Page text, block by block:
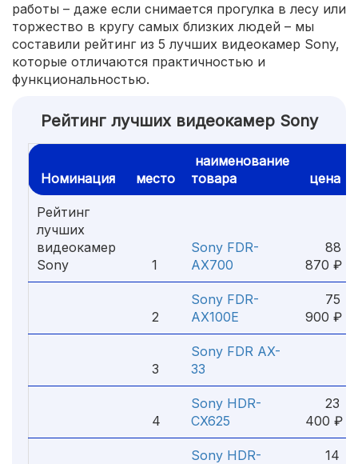
работы – даже если снимается прогулка в лесу или
торжество в кругу самых близких людей – мы
составили рейтинг из 5 лучших видеокамер Sony,
которые отличаются практичностью и
функциональностью.
Рейтинг лучших видеокамер Sony
Номинация место
наименование
товара
цена
Рейтинг
лучших
видеокамер
Sony
1
Sony FDR-
AX700
88
870 ₽
2
Sony FDR-
AX100E
75
900 ₽
3
Sony FDR AX-
33
4
Sony HDR-
CX625
23
400 ₽
Sony HDR-
14